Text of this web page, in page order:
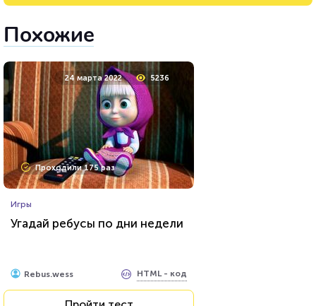
Похожие
24 марта 2022 5236
Проходили 175 раз
Игры
Угадай ребусы по дни недели
Rebus.wess HTML - код